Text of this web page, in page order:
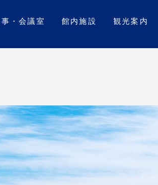
・会議室 館内施設 観光案内